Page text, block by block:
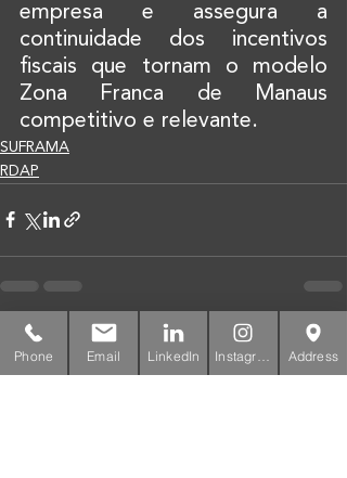
empresa e assegura a
continuidade dos incentivos
fiscais que tornam o modelo
Zona Franca de Manaus
competitivo e relevante.
SUFRAMA
RDAP
Posts recentes Ver tudo
Phone Email LinkedIn Address